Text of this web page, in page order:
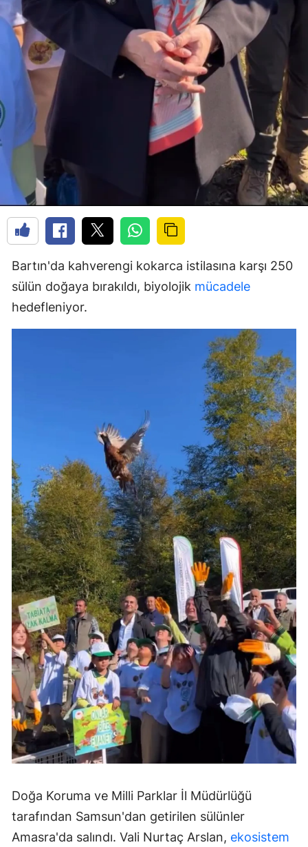
Bartın'da kahverengi kokarca istilasına karşı 250
sülün doğaya bırakıldı, biyolojik mücadele
hedefleniyor.
Doğa Koruma ve Milli Parklar İl Müdürlüğü
tarafından Samsun'dan getirilen sülünler
Amasra'da salındı. Vali Nurtaç Arslan, ekosistem